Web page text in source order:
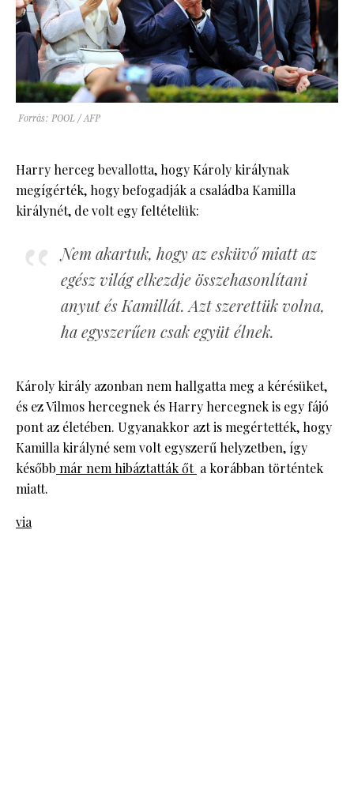
Forrás: POOL / AFP
Harry herceg bevallotta, hogy Károly királynak
megígérték, hogy befogadják a családba Kamilla
királynét, de volt egy feltételük:
Nem akartuk, hogy az esküvő miatt az
egész világ elkezdje összehasonlítani
anyut és Kamillát. Azt szerettük volna,
ha egyszerűen csak együt élnek.
Károly király azonban nem hallgatta meg a kérésüket,
és ez Vilmos hercegnek és Harry hercegnek is egy fájó
pont az életében. Ugyanakkor azt is megértették, hogy
Kamilla királyné sem volt egyszerű helyzetben, így
később már nem hibáztatták őt a korábban történtek
miatt.
via